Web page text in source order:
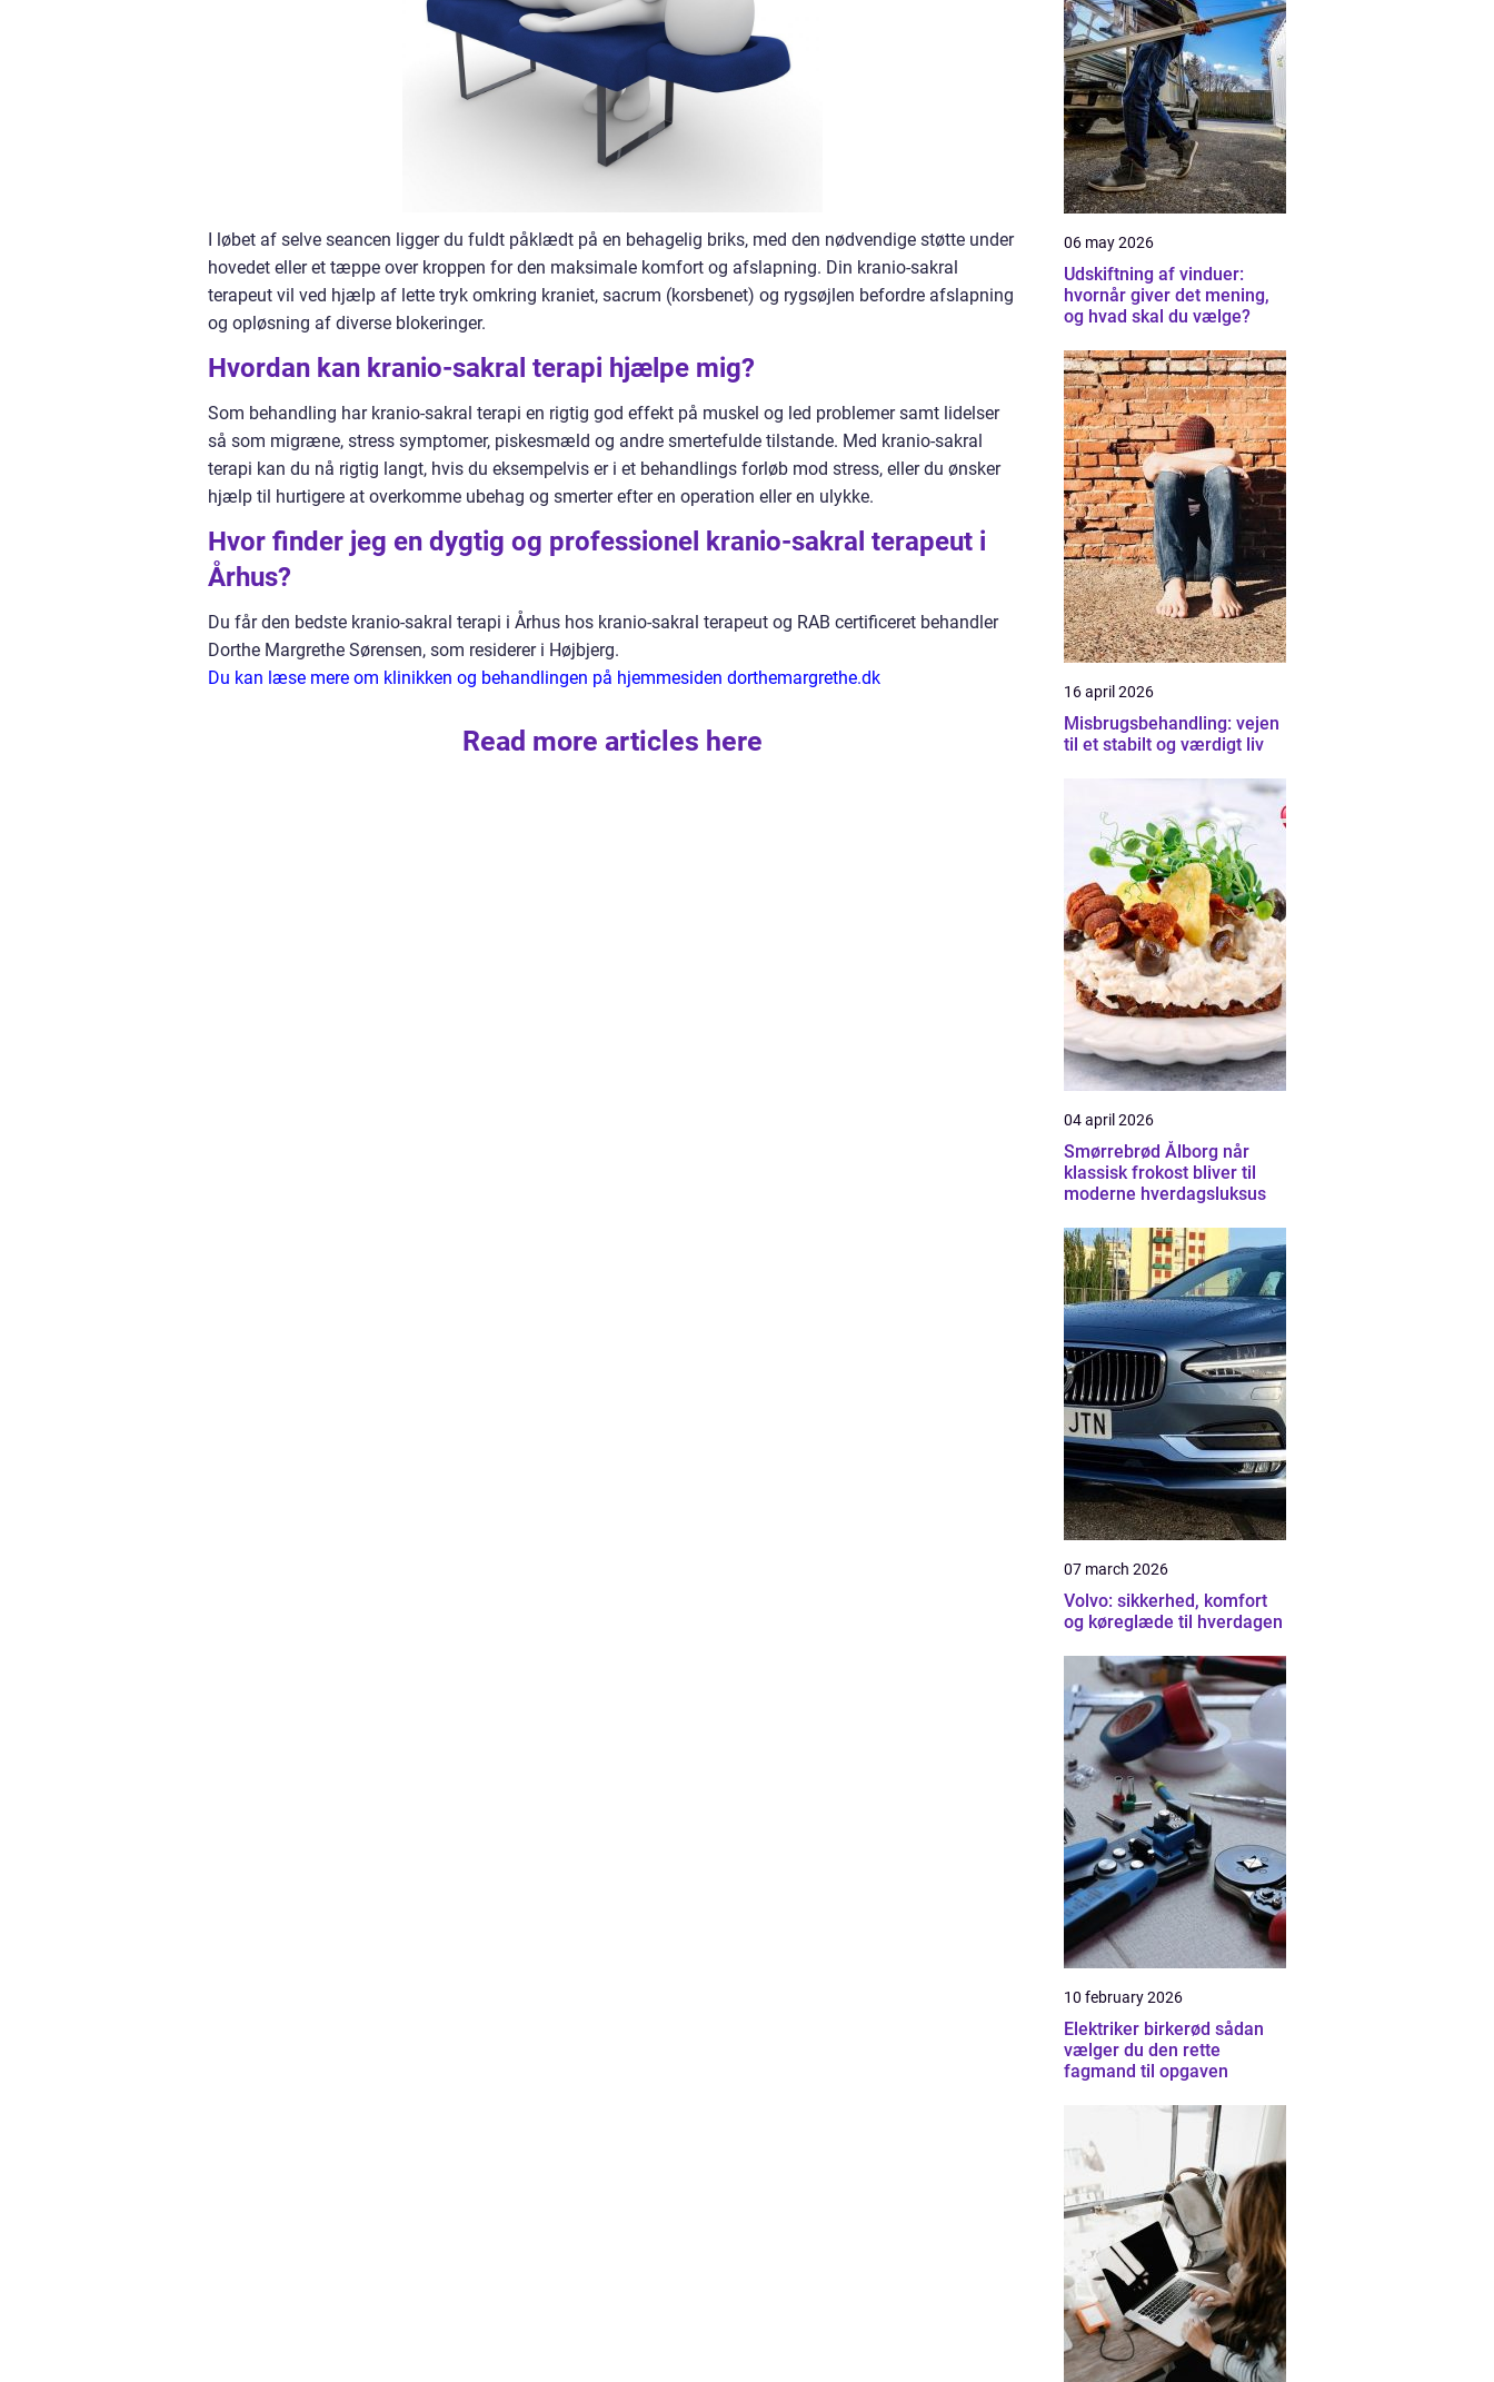
I løbet af selve seancen ligger du fuldt påklædt på en behagelig briks, med den nødvendige støtte under
hovedet eller et tæppe over kroppen for den maksimale komfort og afslapning. Din kranio-sakral
terapeut vil ved hjælp af lette tryk omkring kraniet, sacrum (korsbenet) og rygsøjlen befordre afslapning
og opløsning af diverse blokeringer.
Hvordan kan kranio-sakral terapi hjælpe mig?
Som behandling har kranio-sakral terapi en rigtig god effekt på muskel og led problemer samt lidelser
så som migræne, stress symptomer, piskesmæld og andre smertefulde tilstande. Med kranio-sakral
terapi kan du nå rigtig langt, hvis du eksempelvis er i et behandlings forløb mod stress, eller du ønsker
hjælp til hurtigere at overkomme ubehag og smerter efter en operation eller en ulykke.
Hvor finder jeg en dygtig og professionel kranio-sakral terapeut i
Århus?
Du får den bedste kranio-sakral terapi i Århus hos kranio-sakral terapeut og RAB certificeret behandler
Dorthe Margrethe Sørensen, som residerer i Højbjerg.
Du kan læse mere om klinikken og behandlingen på hjemmesiden dorthemargrethe.dk
Read more articles here
06 may 2026
Udskiftning af vinduer:
hvornår giver det mening,
og hvad skal du vælge?
16 april 2026
Misbrugsbehandling: vejen
til et stabilt og værdigt liv
04 april 2026
Smørrebrød Ålborg når
klassisk frokost bliver til
moderne hverdagsluksus
07 march 2026
Volvo: sikkerhed, komfort
og køreglæde til hverdagen
10 february 2026
Elektriker birkerød sådan
vælger du den rette
fagmand til opgaven